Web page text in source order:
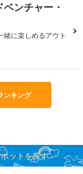
ンチャー・
緒に楽しめるアウト
ンキング
ットを探す